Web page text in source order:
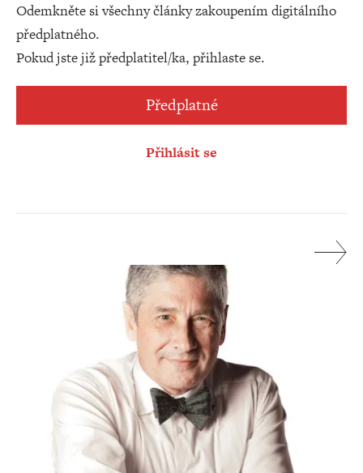
Odemkněte si všechny články zakoupením digitálního
předplatného.
Pokud jste již předplatitel/ka, přihlaste se.
Předplatné
Přihlásit se